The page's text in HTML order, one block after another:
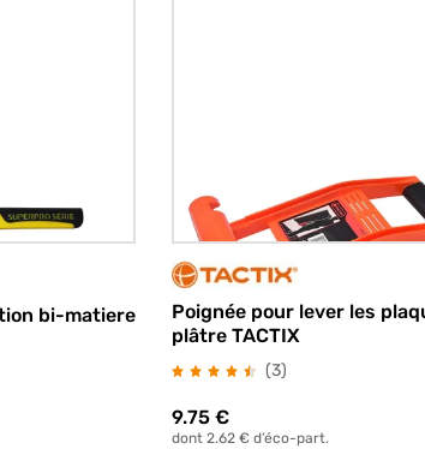
bi-matiere
Poignée pour lever les
plâtre TACTIX
(3)
9.75 €
dont 2.62 € d’éco-part.